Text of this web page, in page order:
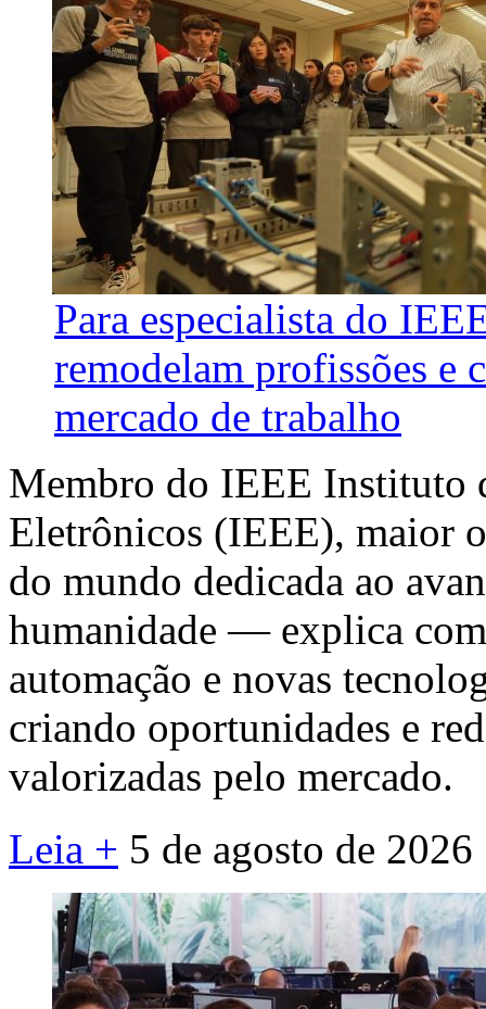
Para especialista do
remodelam profissões e
mercado de trabalho
Membro do IEEE Instituto
Eletrônicos (IEEE), maior
do mundo dedicada ao
humanidade — explica
automação e novas
criando oportunidades e
valorizadas pelo mercado.
Leia + 5 de agosto de 2026